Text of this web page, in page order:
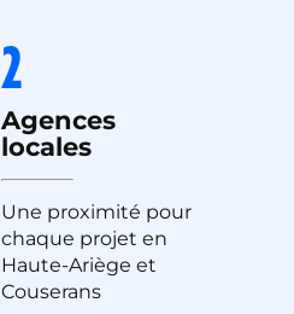
2
Agences
locales
Une proximité pour
chaque projet en
Haute-Ariège et
Couserans